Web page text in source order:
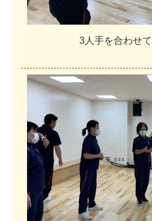
3人 手を合わせて